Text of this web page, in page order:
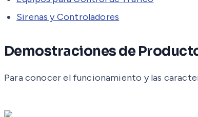
Sirenas y Controladores
Demostraciones de
Para conocer el funcionamiento y las